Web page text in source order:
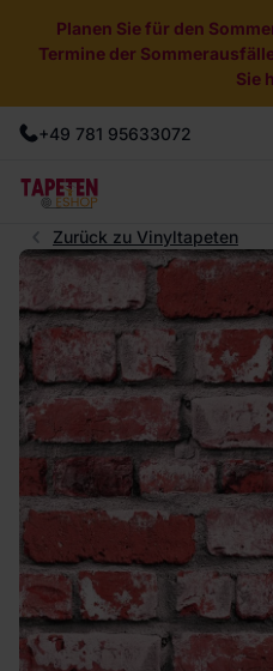
Planen Sie für den
Termine der
Sie
+49 781 95633072
Zurück zu Vinyltapeten